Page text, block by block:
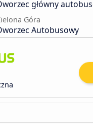
główny
Góra
Autobusowy